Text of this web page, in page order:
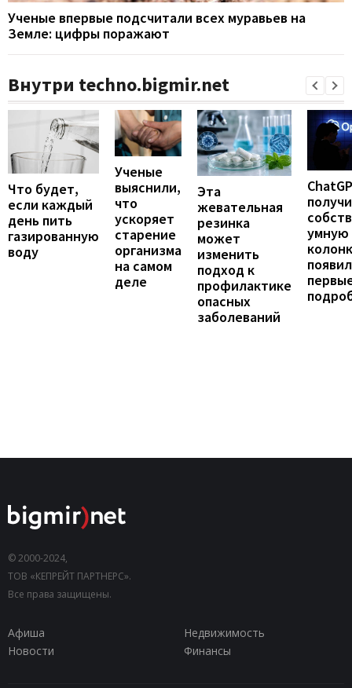
Ученые впервые подсчитали всех муравьев на
Земле: цифры поражают
Внутри techno.bigmir.net
Что будет,
если каждый
день пить
газированную
воду
Ученые
выяснили,
что
ускоряет
старение
организма
на самом
деле
Эта
жевательная
резинка
может
изменить
подход к
профилактике
опасных
заболеваний
умную
© 2000-2024,
ТОВ «КЕПРЕЙТ ПАРТНЕРС».
Все права защищены.
Афиша
Недвижимость
Новости
Финансы